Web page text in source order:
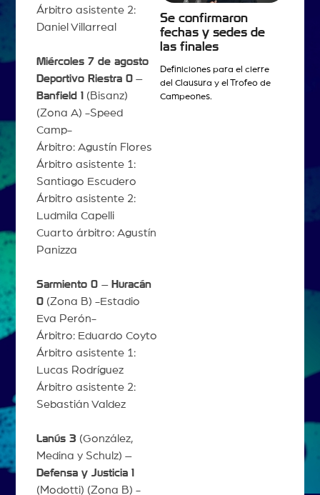
Árbitro asistente 2:
Daniel Villarreal
Miércoles 7 de agosto
Deportivo Riestra 0–
Banfield 1 (Bisanz)
(Zona A) -Speed
Camp-
Árbitro: Agustín Flores
Árbitro asistente 1:
Santiago Escudero
Árbitro asistente 2:
Ludmila Capelli
Cuarto árbitro: Agustín
Panizza
Sarmiento 0 – Huracán
0(Zona B) -Estadio
Eva Perón-
Árbitro: Eduardo Coyto
Árbitro asistente 1:
Lucas Rodríguez
Árbitro asistente 2:
Sebastián Valdez
Lanús 3 (González,
Medina y Schulz) –
Defensa y Justicia 1
(Modotti) (Zona B) -
Se confirmaron
fechas y sedes de
las finales
Definiciones para el cierre
del Clausura y el Trofeo de
Campeones.